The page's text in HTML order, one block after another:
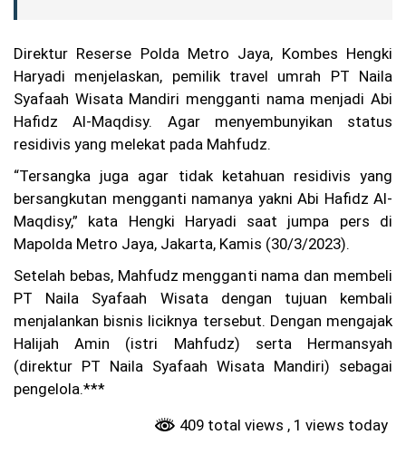
ad
isi
us
tu
sa
un
k
Ed
as
i
N
as
io
na
lis
m
Al
Direktur Reserse Polda Metro Jaya, Kombes Hengki
Haryadi menjelaskan, pemilik travel umrah PT Naila
Syafaah Wisata Mandiri mengganti nama menjadi Abi
Hafidz Al-Maqdisy. Agar menyembunyikan status
residivis yang melekat pada Mahfudz.
“Tersangka juga agar tidak ketahuan residivis yang
bersangkutan mengganti namanya yakni Abi Hafidz Al-
Maqdisy,” kata Hengki Haryadi saat jumpa pers di
Mapolda Metro Jaya, Jakarta, Kamis (30/3/2023).
Setelah bebas, Mahfudz mengganti nama dan membeli
PT Naila Syafaah Wisata dengan tujuan kembali
menjalankan bisnis liciknya tersebut. Dengan mengajak
Halijah Amin (istri Mahfudz) serta Hermansyah
(direktur PT Naila Syafaah Wisata Mandiri) sebagai
pengelola.***
409 total views , 1 views today